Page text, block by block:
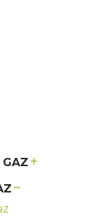
GAZ